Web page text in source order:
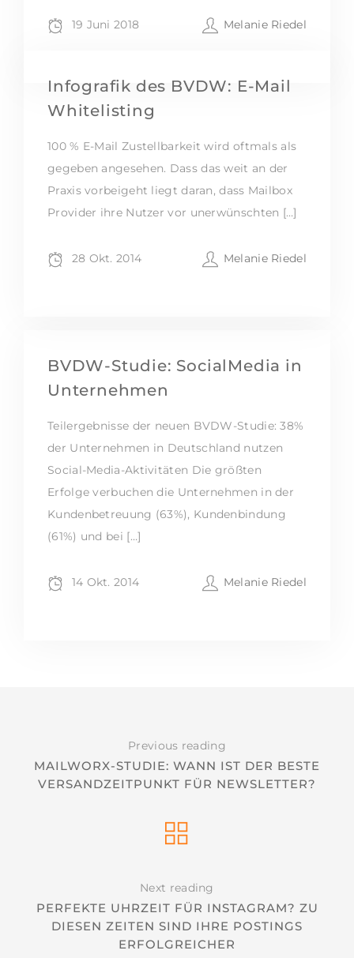
19 Juni 2018 Melanie Riedel
Infografik des BVDW: E-Mail
Whitelisting
100 % E-Mail Zustellbarkeit wird oftmals als
gegeben angesehen. Dass das weit an der
Praxis vorbeigeht liegt daran, dass Mailbox
Provider ihre Nutzer vor unerwünschten […]
28 Okt. 2014 Melanie Riedel
BVDW-Studie: SocialMedia in
Unternehmen
Teilergebnisse der neuen BVDW-Studie: 38%
der Unternehmen in Deutschland nutzen
Social-Media-Aktivitäten Die größten
Erfolge verbuchen die Unternehmen in der
Kundenbetreuung (63%), Kundenbindung
(61%) und bei […]
14 Okt. 2014 Melanie Riedel
Previous reading
MAILWORX-STUDIE: WANN IST DER BESTE
VERSANDZEITPUNKT FÜR NEWSLETTER?
Next reading
PERFEKTE UHRZEIT FÜR INSTAGRAM? ZU
DIESEN ZEITEN SIND IHRE POSTINGS
ERFOLGREICHER